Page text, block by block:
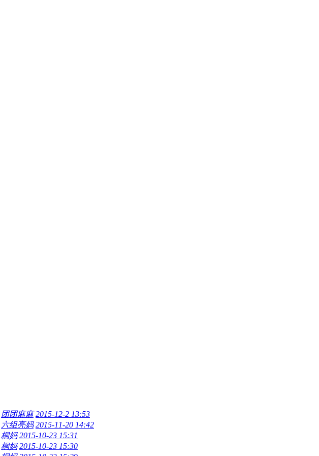
团团麻麻 2015-12-2 13:53
六组亮妈 2015-11-20 14:42
桐妈 2015-10-23 15:31
桐妈 2015-10-23 15:30